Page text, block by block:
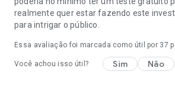
https://bumble.com/en/privacy
https://bumble.com/en/terms
O Bumble Inc. é a empresa-mãe do
BumbleBFF — redes sociais e aplicativos
pessoas, grátis para baixar e usar.
realmente quer estar fazendo este
para intrigar o público.
Essa avaliação foi marcada como útil por 37
Você achou isso útil? Sim Não